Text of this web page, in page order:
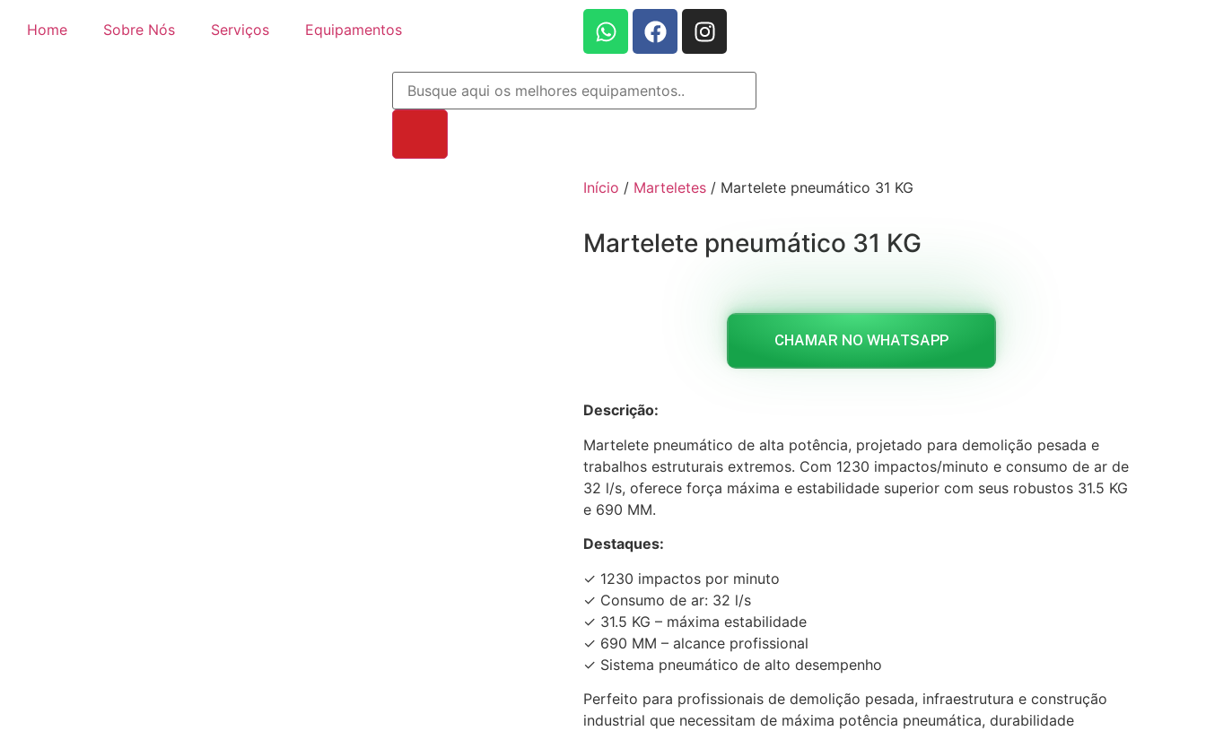
Home Sobre Nós Serviços Equipamentos
Início / Marteletes / Martelete pneumático 31 KG
Martelete pneumático 31 KG
CHAMAR NO WHATSAPP
Descrição:
Martelete pneumático de alta potência, projetado para demolição pesada e
trabalhos estruturais extremos. Com 1230 impactos/minuto e consumo de ar de
32 l/s, oferece força máxima e estabilidade superior com seus robustos 31.5 KG
e 690 MM.
Destaques:
✓ 1230 impactos por minuto
✓ Consumo de ar: 32 l/s
✓ 31.5 KG – máxima estabilidade
✓ 690 MM – alcance profissional
✓ Sistema pneumático de alto desempenho
Perfeito para profissionais de demolição pesada, infraestrutura e construção
industrial que necessitam de máxima potência pneumática, durabilidade